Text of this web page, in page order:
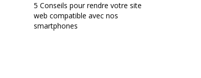
5 Conseils pour rendre votre site
web compatible avec nos
smartphones